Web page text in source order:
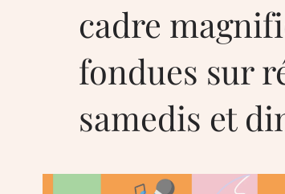
cadre
fondues sur
samedis et